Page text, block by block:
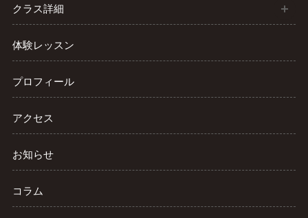
クラス詳細
体験レッスン
プロフィール
アクセス
お知らせ
コラム